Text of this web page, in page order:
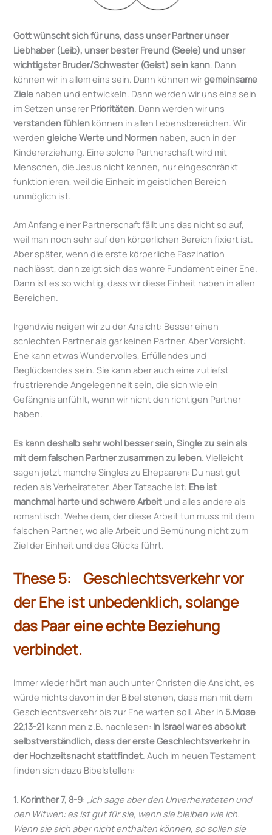
Gott wünscht sich für uns, dass unser Partner unser
Liebhaber (Leib), unser bester Freund (Seele) und unser
wichtigster Bruder/Schwester (Geist) sein kann. Dann
können wir in allem eins sein. Dann können wirgemeinsame
Ziele haben und entwickeln. Dann werden wir uns eins sein
im Setzen unserer Prioritäten. Dann werden wir uns
verstanden fühlen können in allen Lebensbereichen. Wir
werdengleiche Werte und Normen haben, auch in der
Kindererziehung. Eine solche Partnerschaft wird mit
Menschen, die Jesus nicht kennen, nur eingeschränkt
funktionieren, weil die Einheit im geistlichen Bereich
unmöglich ist.
Am Anfang einer Partnerschaft fällt uns das nicht so auf,
weil man noch sehr auf den körperlichen Bereich fixiert ist.
Aber später, wenn die erste körperliche Faszination
nachlässt, dann zeigt sich das wahre Fundament einer Ehe.
Dann ist es so wichtig, dass wir diese Einheit haben in allen
Bereichen.
Irgendwie neigen wir zu der Ansicht: Besser einen
schlechten Partner als gar keinen Partner. Aber Vorsicht:
Ehe kann etwas Wundervolles, Erfüllendes und
Beglückendes sein. Sie kann aber auch eine zutiefst
frustrierende Angelegenheit sein, die sich wie ein
Gefängnis anfühlt, wenn wir nicht den richtigen Partner
haben.
Es kann deshalb sehr wohl besser sein, Single zu sein als
mit dem falschen Partner zusammen zu leben. Vielleicht
sagen jetzt manche Singles zu Ehepaaren: Du hast gut
reden als Verheirateter. Aber Tatsache ist: Ehe ist
manchmal harte und schwere Arbeit und alles andere als
romantisch. Wehe dem, der diese Arbeit tun muss mit dem
falschen Partner, wo alle Arbeit und Bemühung nicht zum
Ziel der Einheit und des Glücks führt.
These 5: Geschlechtsverkehr vor
der Ehe ist unbedenklich, solange
das Paar eine echte Beziehung
verbindet.
Immer wieder hört man auch unter Christen die Ansicht, es
würde nichts davon in der Bibel stehen, dass man mit dem
Geschlechtsverkehr bis zur Ehe warten soll. Aber in 5.Mose
22,13-21 kann man z.B. nachlesen: In Israel war es absolut
selbstverständlich, dass der erste Geschlechtsverkehr in
der Hochzeitsnacht stattfindet. Auch im neuen Testament
finden sich dazu Bibelstellen:
1. Korinther 7, 8-9: „Ich sage aber den Unverheirateten und
den Witwen: es ist gut für sie, wenn sie bleiben wie ich.
Wenn sie sich aber nicht enthalten können, so sollen sie